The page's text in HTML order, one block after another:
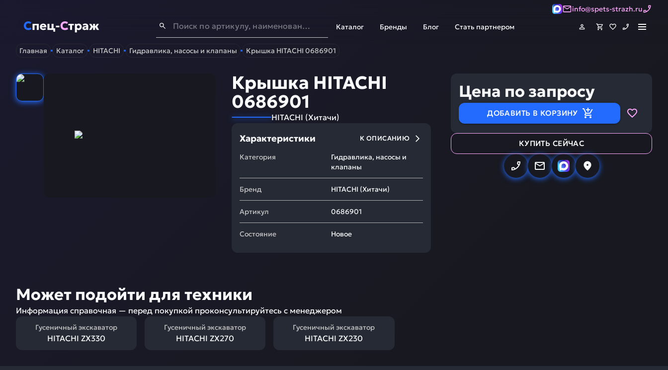
info@spets-strazh.ru
Спец-Страж - Запчасти для спецтехники
Каталог Бренды Блог Стать партнером
Главная Каталог HITACHI Гидравлика, насосы и клапаны Крышка HITACHI 0686901
Крышка HITACHI
0686901
HITACHI (Хитачи)
Характеристики К ОПИСАНИЮ
Категория
Гидравлика, насосы и
клапаны
Бренд HITACHI (Хитачи)
Артикул 0686901
Состояние Новое
Цена по запросу
ДОБАВИТЬ В КОРЗИНУ
КУПИТЬ СЕЙЧАС
Может подойти для техники
Информация справочная — перед покупкой проконсультируйтесь с менеджером
Гусеничный экскаватор
HITACHI ZX330
Гусеничный экскаватор
HITACHI ZX270
Гусеничный экскаватор
HITACHI ZX230